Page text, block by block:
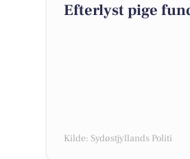
Efterlyst pige
Kilde: Sydøstjyllands Politi